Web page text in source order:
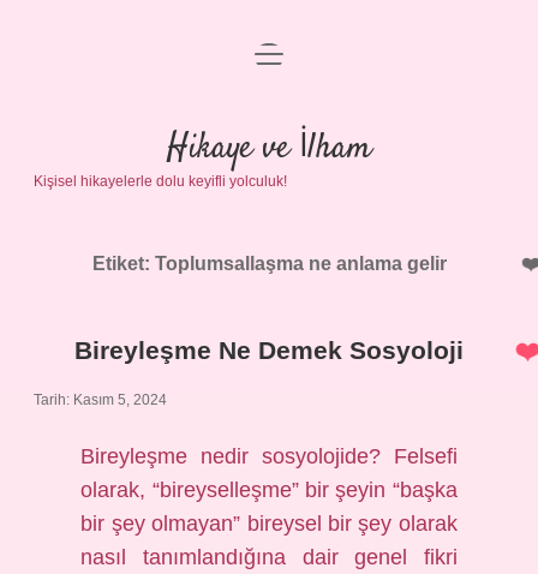
Anasayfa
Gizlilik Politikası
Yasal Uyarı
menüyü
Hikaye ve İlham
Kişisel hikayelerle dolu keyifli yolculuk!
Etiket: Toplumsallaşma ne anlama gelir
Bireyleşme Ne Demek Sosyoloji
Tarih: Kasım 5, 2024
Bireyleşme nedir sosyolojide? Felsefi
olarak, “bireyselleşme” bir şeyin “başka
bir şey olmayan” bireysel bir şey olarak
nasıl tanımlandığına dair genel fikri